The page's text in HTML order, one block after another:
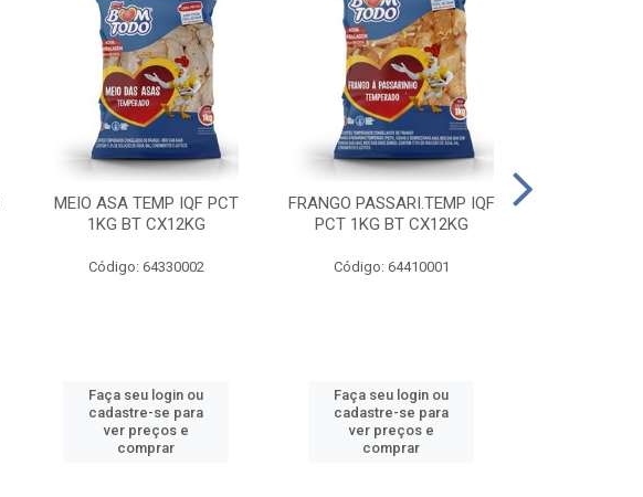
MEIO ASA TEMP IQF PCT
1KG BT CX12KG
Código: 64330002
Faça seu login ou
cadastre-se para
ver preços e
comprar
FRANGO PASSARI.TEMP IQF
PCT 1KG BT CX12KG
Código: 64410001
Faça seu login ou
cadastre-se para
ver preços e
comprar